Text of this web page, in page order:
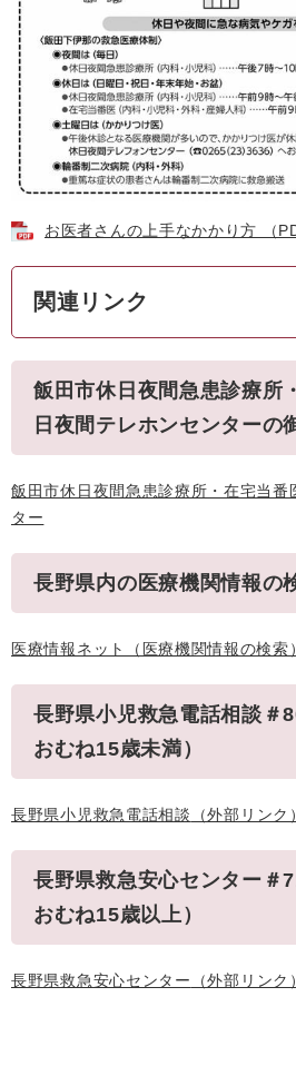
お医者さんの上手なかかり方 （
関連リンク
飯田市休日夜間急患診療所
日夜間テレホンセンターの
飯田市休日夜間急患診療所・在宅当番
ター
長野県内の医療機関情報の
医療情報ネット（医療機関情報の検索）
長野県小児救急電話相談＃
おむね15歳未満）
長野県小児救急電話相談 （外部リンク）
長野県救急安心センター＃
おむね15歳以上）
長野県救急安心センター （外部リンク）